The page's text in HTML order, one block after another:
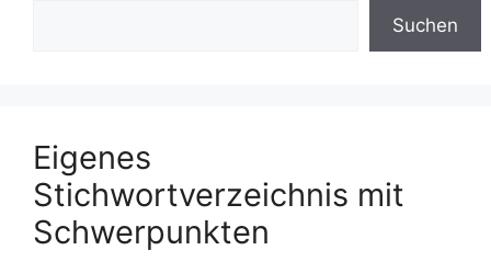
Suchen
Eigenes
Stichwortverzeichnis mit
Schwerpunkten